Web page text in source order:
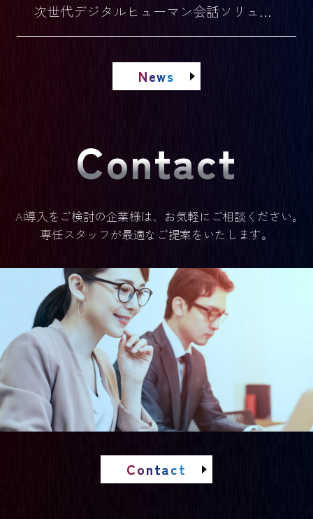
次世代デジタルヒューマン会話ソリューションの研究開発を推進
News
Contact
AI導入をご検討の企業様は、お気軽にご相談ください｡
専任スタッフが最適なご提案をいたします。
Contact